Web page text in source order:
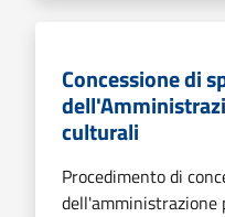
Concessione di
culturali
Procedimento di